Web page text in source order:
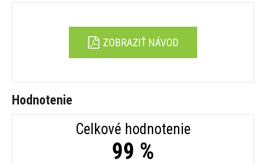
ZOBRAZIŤ NÁVOD
Hodnotenie
Celkové hodnotenie
99 %